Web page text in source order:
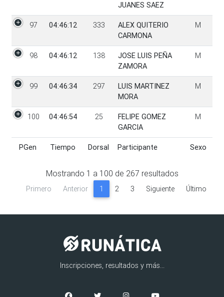
PGen Tiempo Dorsal Participante Sexo
JUANES SAEZ
97 04:46:12 333
ALEX QUITERIO
CARMONA
M
98 04:46:12 138
JOSE LUIS PEÑA
ZAMORA
M
99 04:46:34 297
LUIS MARTINEZ
MORA
M
100 04:46:54 25
FELIPE GOMEZ
GARCIA
M
PGen Tiempo Dorsal Participante Sexo
Mostrando 1 a 100 de 267 resultados
Primero Anterior 1 2 3 Siguiente Último
Inscripciones, resultados y más...